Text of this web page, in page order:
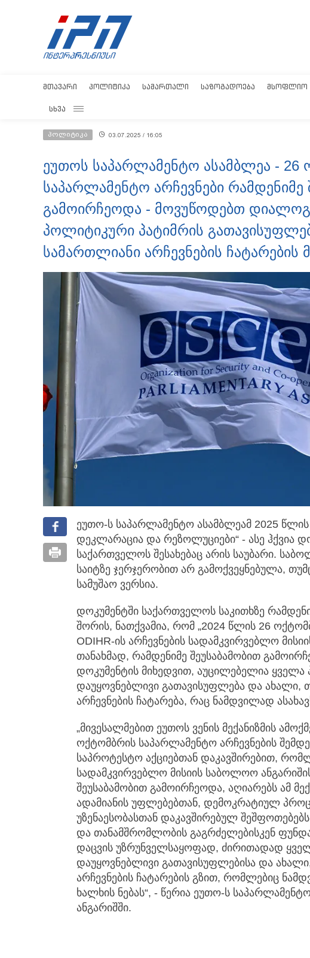
ᲛᲗᲐᲕᲐᲠᲘ ᲞᲝᲚᲘᲢᲘᲙᲐ ᲡᲐᲛᲐᲠᲗᲐᲚᲘ ᲡᲐᲖᲝᲒᲐᲓᲝᲔᲑᲐ ᲛᲡᲝᲤᲚᲘᲝ
ᲡᲮᲕᲐ
პოლიტიკა 03.07.2025 / 16:05
ეუთოს საპარლამენტო ასამბლეა - 26
საპარლამენტო არჩევნები რამდენიმე
გამოირჩეოდა - მოვუწოდებთ
პოლიტიკური პატიმრის
სამართლიანი არჩევნების ჩატარების
ეუთო-ს საპარლამენტო ასამბლეამ 2025
დეკლარაცია და რეზოლუციები“ - ასე ჰქვია
საქართველოს შესახებაც არის საუბარი.
საიტზე ჯერჯერობით არ გამოქვეყნებულა,
სამუშაო ვერსია.
დოკუმენტში საქართველოს საკითხზე
შორის, ნათქვამია, რომ „2024 წლის 26
ODIHR-ის არჩევნების სადამკვირვებლო
თანახმად, რამდენიმე შეუსაბამობით
დოკუმენტის მიხედვით, აუცილებელია
დაუყოვნებლივი გათავისუფლება და ახალი,
არჩევნების ჩატარება, რაც ნამდვილად
„მივესალმებით ეუთოს ვენის მექანიზმის
ოქტომბრის საპარლამენტო არჩევნების
საპროტესტო აქციებთან დაკავშირებით,
სადამკვირვებლო მისიის საბოლოო
შეუსაბამობით გამოირჩეოდა, აღიარებს ამ
ადამიანის უფლებებთან, დემოკრატიულ
უზენაესობასთან დაკავშირებულ
და თანამშრომლობის გაგრძელებისკენ
დაცვის უზრუნველსაყოფად, ძირითადად
დაუყოვნებლივი გათავისუფლებისა და
არჩევნების ჩატარების გზით, რომლებიც
ხალხის ნებას“, - წერია ეუთო-ს
ანგარიშში.